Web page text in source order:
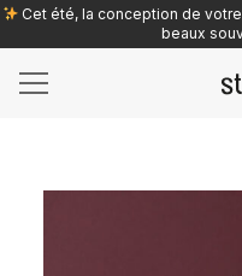
Cet été, la conception de
beaux